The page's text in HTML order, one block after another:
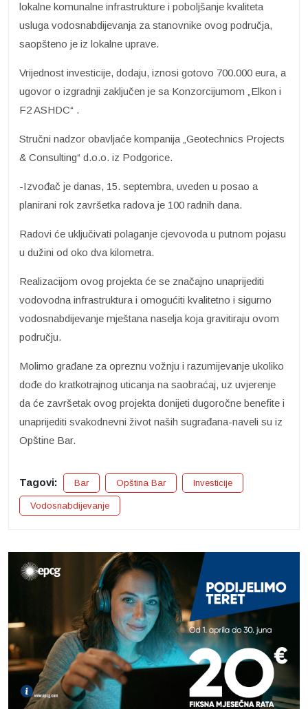
lokalne komunalne infrastrukture i poboljšanje kvaliteta
usluga vodosnabdijevanja za stanovnike ovog područja,
saopšteno je iz lokalne uprave.
Vrijednost investicije, dodaju, iznosi gotovo 700.000 eura, a
ugovor o izgradnji zaključen je sa Konzorcijumom „Elkon i
F2 ASHDC“ .
Stručni nadzor obavljaće kompanija „Geotechnics Projects
& Consulting“ d.o.o. iz Podgorice.
-Izvođač je danas, 15. septembra, uveden u posao a
planirani rok završetka radova je 100 radnih dana.
Radovi će uključivati polaganje cjevovoda u putnom pojasu
u dužini od oko dva kilometra.
Realizacijom ovog projekta će se značajno unaprijediti
vodovodna infrastruktura i omogućiti kvalitetno i sigurno
vodosnabdijevanje mještana naselja koja gravitiraju ovom
području.
Molimo građane za opreznu vožnju i razumijevanje ukoliko
dođe do kratkotrajnog uticanja na saobraćaj, uz uvjerenje
da će završetak ovog projekta donijeti dugoročne benefite i
unaprijediti svakodnevni život naših sugrađana-naveli su iz
Opštine Bar.
Tagovi: Bar Opština Bar Investicije
Vodosnabdijevanje